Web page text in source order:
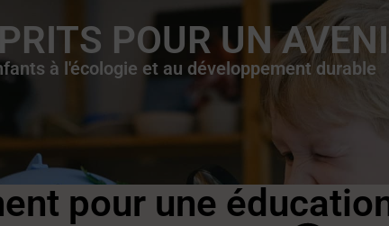
POUR UN
à l'écologie et au développement durable
pour une